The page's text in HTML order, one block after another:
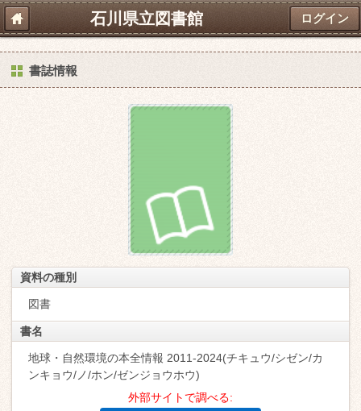
石川県立図書館 ログイン
書誌情報
資料の種別
図書
書名
地球・自然環境の本全情報 2011-2024(チキュウ/シゼン/カ
ンキョウ/ノ/ホン/ゼンジョウホウ)
外部サイトで調べる: